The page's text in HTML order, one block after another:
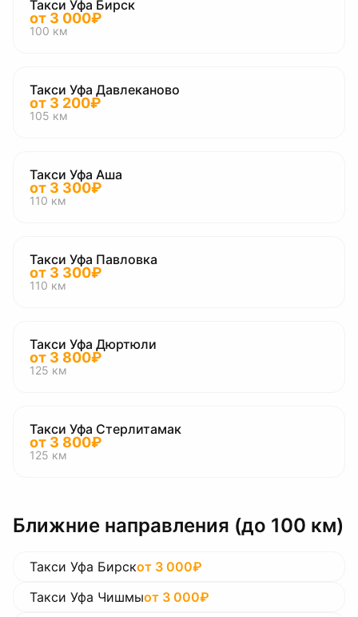
Такси Уфа Бирск
от 3 000₽
100 км
Такси Уфа Давлеканово
от 3 200₽
105 км
Такси Уфа Аша
от 3 300₽
110 км
Такси Уфа Павловка
от 3 300₽
110 км
Такси Уфа Дюртюли
от 3 800₽
125 км
Такси Уфа Стерлитамак
от 3 800₽
125 км
Ближние направления (до 100 км)
Такси Уфа Бирскот 3 000₽
Такси Уфа Чишмыот 3 000₽